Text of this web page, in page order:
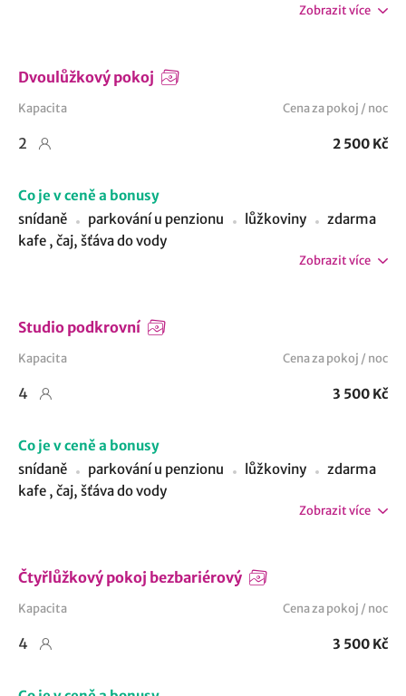
Zobrazit více
Dvoulůžkový pokoj
Kapacita Cena za pokoj / noc
2 2 500 Kč
Co je v ceně a bonusy
snídaně
parkování u penzionu lůžkoviny
zdarma
kafe , čaj, šťáva do vody
Zobrazit více
Studio podkrovní
Kapacita Cena za pokoj / noc
4 3 500 Kč
Co je v ceně a bonusy
snídaně
parkování u penzionu lůžkoviny
zdarma
kafe , čaj, šťáva do vody
Zobrazit více
Čtyřlůžkový pokoj bezbariérový
Kapacita Cena za pokoj / noc
4 3 500 Kč